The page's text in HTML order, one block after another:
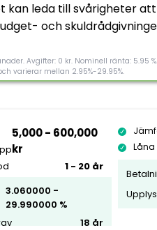
kan leda till svårigheter
och
Avgifter: 0 kr. Nominell ränta: 5.95
varierar mellan 2.95%-29.95%.
5
5,000 - 600,000
kr
1 - 20 år
3.060000 -
29.990000 %
18 år
Låna